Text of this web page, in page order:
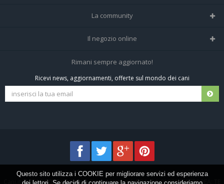
Tutte le razze
La community
Home
Tutti i cani iscritti
Il negozio online
Negozio per cani
Spedizioni e resi
Rimani sempre aggiornato!
Ricevi news, aggiornamenti, offerte sul mondo dei cani
Cani.it © 2013-2026 •Privacy•Frezza Network S.R.L. P.I. 01821400676 REA: TE
Questo sito utilizza i COOKIE per migliorare servizi ed esperienza